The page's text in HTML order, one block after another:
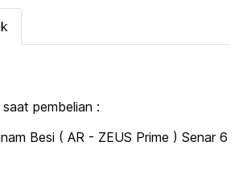
pembelian :
Besi ( AR - ZEUS Prime ) Senar 6